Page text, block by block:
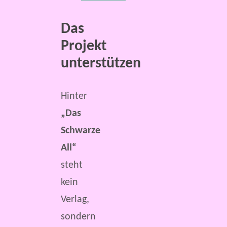
Das
Projekt
unterstützen
Hinter
„Das
Schwarze
All“
steht
kein
Verlag,
sondern